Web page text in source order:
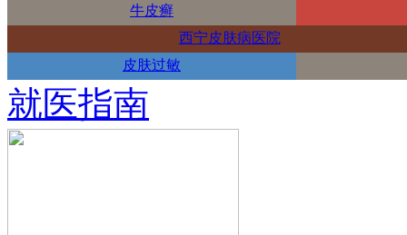
牛皮癣
西宁皮肤病医院
皮肤过敏
就医指南